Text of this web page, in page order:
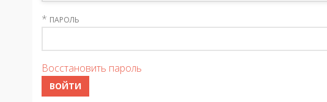
* ПАРОЛЬ
Восстановить пароль
ВОЙТИ